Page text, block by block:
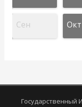
Сен Окт
Государственный